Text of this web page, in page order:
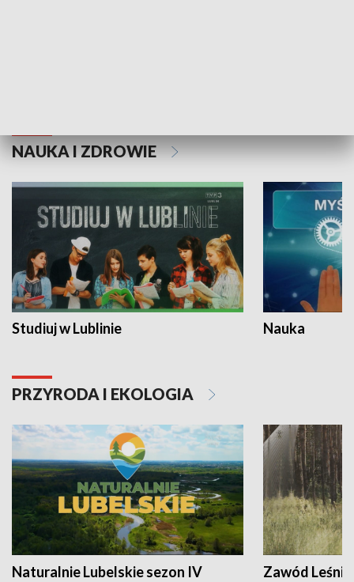
NAUKA I ZDROWIE
Studiuj w Lublinie Nauka
PRZYRODA I EKOLOGIA
Naturalnie Lubelskie sezon IV Zawód Leśnik